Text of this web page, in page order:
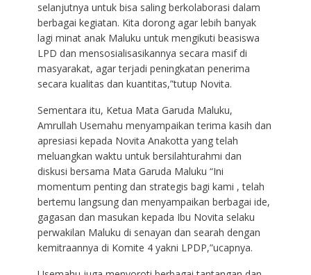
selanjutnya untuk bisa saling berkolaborasi dalam
berbagai kegiatan. Kita dorong agar lebih banyak
lagi minat anak Maluku untuk mengikuti beasiswa
LPD dan mensosialisasikannya secara masif di
masyarakat, agar terjadi peningkatan penerima
secara kualitas dan kuantitas,”tutup Novita.
Sementara itu, Ketua Mata Garuda Maluku,
Amrullah Usemahu menyampaikan terima kasih dan
apresiasi kepada Novita Anakotta yang telah
meluangkan waktu untuk bersilahturahmi dan
diskusi bersama Mata Garuda Maluku “Ini
momentum penting dan strategis bagi kami , telah
bertemu langsung dan menyampaikan berbagai ide,
gagasan dan masukan kepada Ibu Novita selaku
perwakilan Maluku di senayan dan searah dengan
kemitraannya di Komite 4 yakni LPDP,”ucapnya.